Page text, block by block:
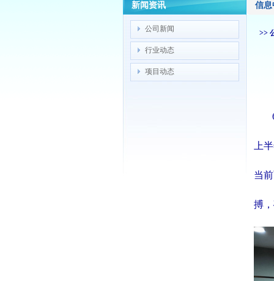
新闻资讯
公司新闻
行业动态
项目动态
信息
>>
上
当
搏，